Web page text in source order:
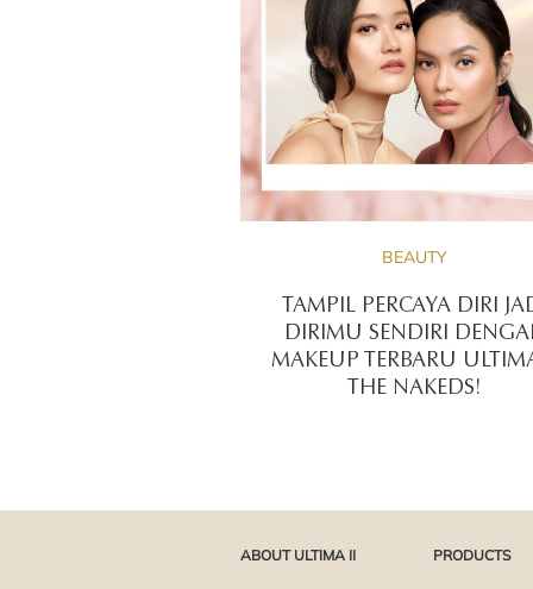
BEAUTY
TAMPIL PERCAYA DIRI
DIRIMU SENDIRI
MAKEUP TERBARU
THE NAKEDS!
ABOUT ULTIMA II PRODUCTS